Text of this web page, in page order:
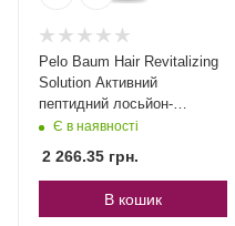
Pelo Baum Hair Revitalizing
Solution Активний
пептидний лосьйон-
сироватка для стимуляції
Є в наявності
2 266.35 грн.
В кошик